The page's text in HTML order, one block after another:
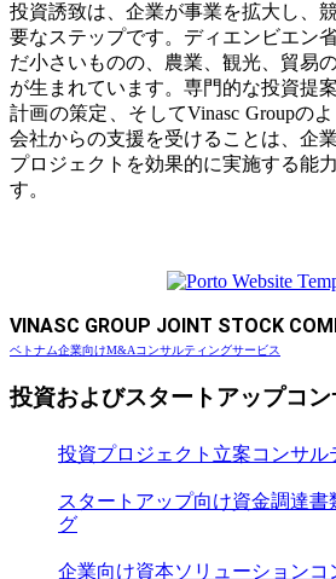
投資誘致は、企業が事業を拡大し、
要なステップです。ディエンビエン
だ小さいものの、農業、観光、貿易
が生まれています。専門的な投資提
計画の策定、そしてVinasc Groupの
会社からの支援を受けることは、企
プロジェクトを効果的に実施する能
す。
VINASC GROUP JOINT STOCK
ベトナム企業向けM&Aコンサルティングサービス
投資およびスタートアップコ
投資プロジェクト立案コンサル
スタートアップ向け資金調達書
グ
企業向け資本ソリューションコ